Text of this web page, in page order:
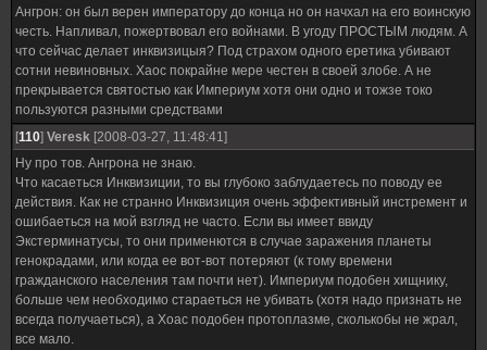
Ангрон: он был верен императору до конца но он начхал на его воинскую
честь. Напливал, пожертвовал его войнами. В угоду ПРОСТЫМ людям. А
что сейчас делает инквизицыя? Под страхом одного еретика убивают
сотни невиновных. Хаос покрайне мере честен в своей злобе. А не
прекрывается святостью как Империум хотя они одно и тожзе токо
пользуются разными средствами
[110] Veresk [2008-03-27, 11:48:41]
Ну про тов. Ангрона не знаю.
Что касаеться Инквизиции, то вы глубоко заблудаетесь по поводу ее
действия. Как не странно Инквизиция очень эффективный инстремент и
ошибаеться на мой взгляд не часто. Если вы имеет ввиду
Экстерминатусы, то они применются в случае заражения планеты
генокрадами, или когда ее вот-вот потеряют (к тому времени
гражданского населения там почти нет). Империум подобен хищнику,
больше чем необходимо стараеться не убивать (хотя надо признать не
всегда получаеться), а Хоас подобен протоплазме, сколькобы не жрал,
все мало.